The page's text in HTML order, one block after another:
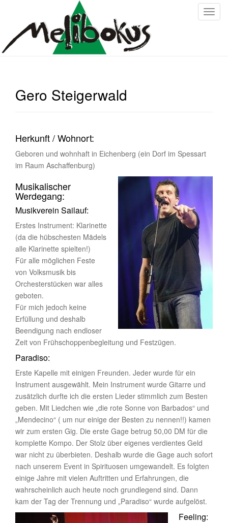
T
o
Gero Steigerwald
Herkunft / Wohnort:
Geboren und wohnhaft in Eichenberg (ein Dorf im Spessart
im Raum Aschaffenburg)
Musikalischer
Werdegang:
Musikverein Sailauf:
Erstes Instrument: Klarinette
(da die hübschesten Mädels
alle Klarinette spielten!)
Für alle möglichen Feste
von Volksmusik bis
Orchesterstücken war alles
geboten.
Für mich jedoch keine
Erfüllung und deshalb
Beendigung nach endloser
Zeit von Frühschoppenbegleitung und Festzügen.
Paradiso:
Erste Kapelle mit einigen Freunden. Jeder wurde für ein
Instrument ausgewählt. Mein Instrument wurde Gitarre und
zusätzlich durfte ich die ersten Lieder stimmlich zum Besten
geben. Mit Liedchen wie „die rote Sonne von Barbados“ und
„Mendecino“ ( um nur einige der Besten zu nennen!!) kamen
wir zum ersten Gig. Die erste Gage betrug 50,00 DM für die
komplette Kompo. Der Stolz über eigenes verdientes Geld
war nicht zu überbieten. Deshalb wurde die Gage auch sofort
nach unserem Event in Spirituosen umgewandelt. Es folgten
einige Jahre mit vielen Auftritten und Erfahrungen, die
wahrscheinlich auch heute noch grundlegend sind. Dann
kam der Tag der Trennung und „Paradiso“ wurde aufgelöst.
Feeling: